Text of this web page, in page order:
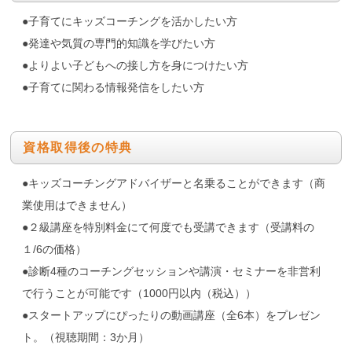
●子育てにキッズコーチングを活かしたい方
●発達や気質の専門的知識を学びたい方
●よりよい子どもへの接し方を身につけたい方
●子育てに関わる情報発信をしたい方
資格取得後の特典
●キッズコーチングアドバイザーと名乗ることができます（商
業使用はできません）
●２級講座を特別料金にて何度でも受講できます（受講料の
１/6の価格）
●診断4種のコーチングセッションや講演・セミナーを非営利
で行うことが可能です（1000円以内（税込））
●スタートアップにぴったりの動画講座（全6本）をプレゼン
ト。（視聴期間：3か月）